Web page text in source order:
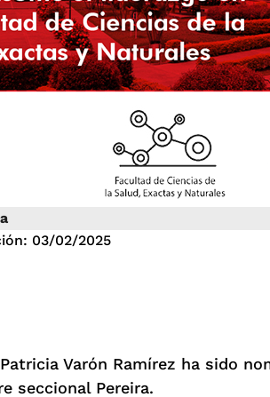
03/02/2025
Varón Ramírez ha sido
seccional Pereira.